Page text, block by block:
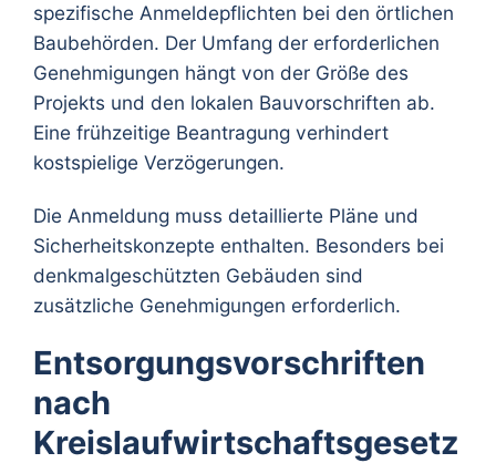
spezifische Anmeldepflichten bei den örtlichen
Baubehörden. Der Umfang der erforderlichen
Genehmigungen hängt von der Größe des
Projekts und den lokalen Bauvorschriften ab.
Eine frühzeitige Beantragung verhindert
kostspielige Verzögerungen.
Die Anmeldung muss detaillierte Pläne und
Sicherheitskonzepte enthalten. Besonders bei
denkmalgeschützten Gebäuden sind
zusätzliche Genehmigungen erforderlich.
Entsorgungsvorschriften
nach
Kreislaufwirtschaftsgesetz